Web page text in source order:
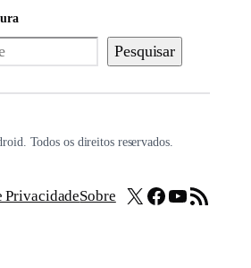
Pesquisar
Todos os direitos reservados.
PrivacidadeSobre X Facebook
Youtube
Feed RSS